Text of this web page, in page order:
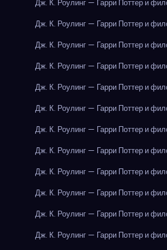
Дж. К. Роулинг — Гарри Поттер и
Дж. К. Роулинг — Гарри Поттер и
Дж. К. Роулинг — Гарри Поттер и
Дж. К. Роулинг — Гарри Поттер и
Дж. К. Роулинг — Гарри Поттер и
Дж. К. Роулинг — Гарри Поттер и
Дж. К. Роулинг — Гарри Поттер и
Дж. К. Роулинг — Гарри Поттер и
Дж. К. Роулинг — Гарри Поттер и
Дж. К. Роулинг — Гарри Поттер и
Дж. К. Роулинг — Гарри Поттер и
Дж. К. Роулинг — Гарри Поттер и